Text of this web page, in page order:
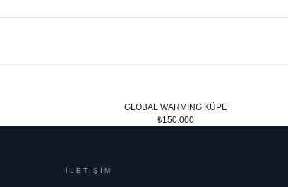
GLOBAL WARMING KÜPE
₺150.000
İLETİŞİM